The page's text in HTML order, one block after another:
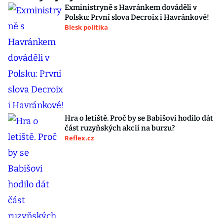
Exministryně s Havránkem dováděli v
Polsku: První slova Decroix i Havránkové!
Blesk politika
Hra o letiště. Proč by se Babišovi hodilo dát
část ruzyňských akcií na burzu?
Reflex.cz